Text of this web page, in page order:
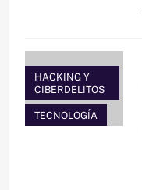
HACKING Y
CIBERDELITOS
TECNOLOGÍA